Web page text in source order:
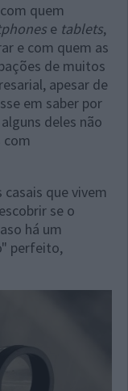
quem
e tablets,
e com quem as
de muitos
apesar de
em saber por
deles não
com
que vivem
se o
há um
perfeito,